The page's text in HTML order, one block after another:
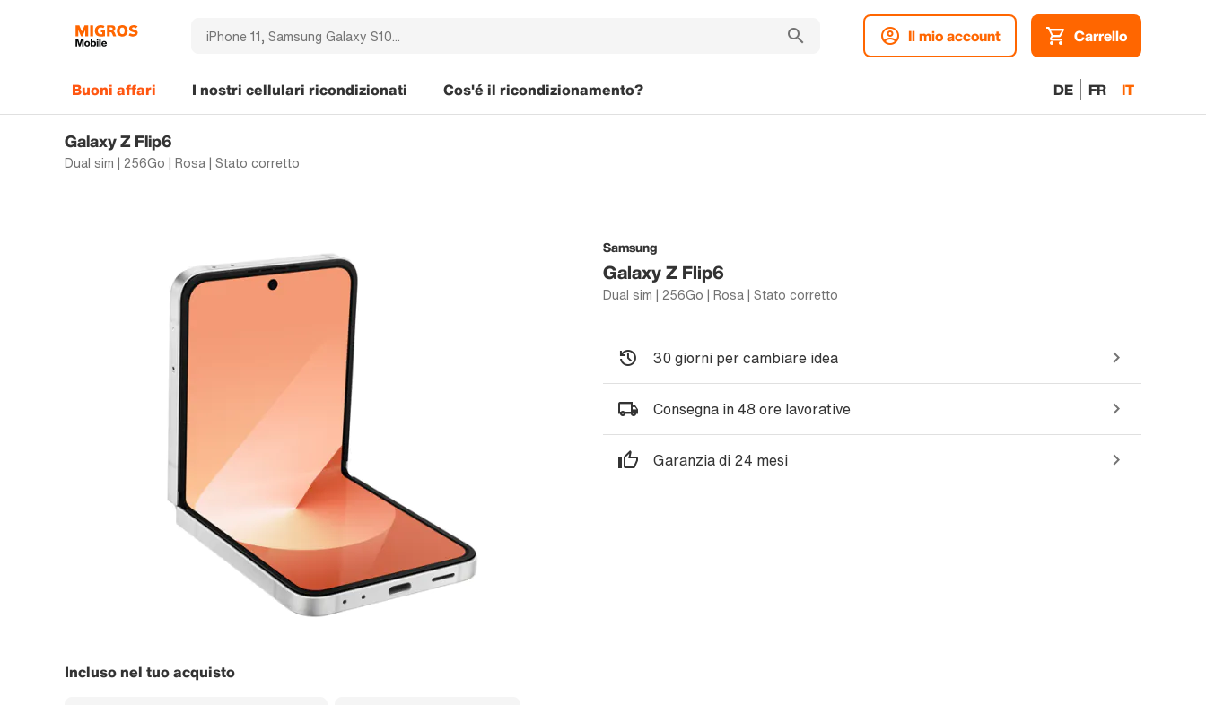
Il mio account Carrello
DE FR IT
Buoni affari I nostri cellulari ricondizionati Cos'é il ricondizionamento?
Galaxy Z Flip6
Dual sim | 256Go | Rosa | Stato corretto
Samsung
Galaxy Z Flip6
Dual sim | 256Go | Rosa | Stato corretto
Incluso nel tuo acquisto
30 giorni per cambiare idea
Consegna in 48 ore lavorative
Garanzia di 24 mesi